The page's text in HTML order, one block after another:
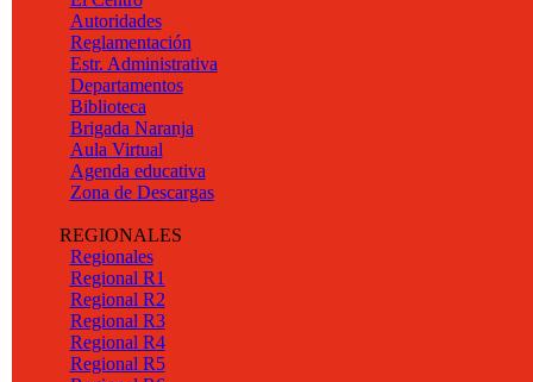
Autoridades
Reglamentación
Estr. Administrativa
Departamentos
Biblioteca
Brigada Naranja
Aula Virtual
Agenda educativa
Zona de Descargas
REGIONALES
Regionales
Regional R1
Regional R2
Regional R3
Regional R4
Regional R5